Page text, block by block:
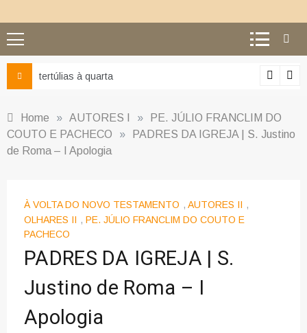
Ciência e religião:
Home » AUTORES I »
PE. JÚLIO FRANCLIM DO
COUTO E PACHECO
»
PADRES DA IGREJA | S. Justino
de Roma – I Apologia
À VOLTA DO NOVO TESTAMENTO , AUTORES II ,
OLHARES II , PE. JÚLIO FRANCLIM DO COUTO E
PACHECO
PADRES DA IGREJA | S.
Justino de Roma – I
Apologia